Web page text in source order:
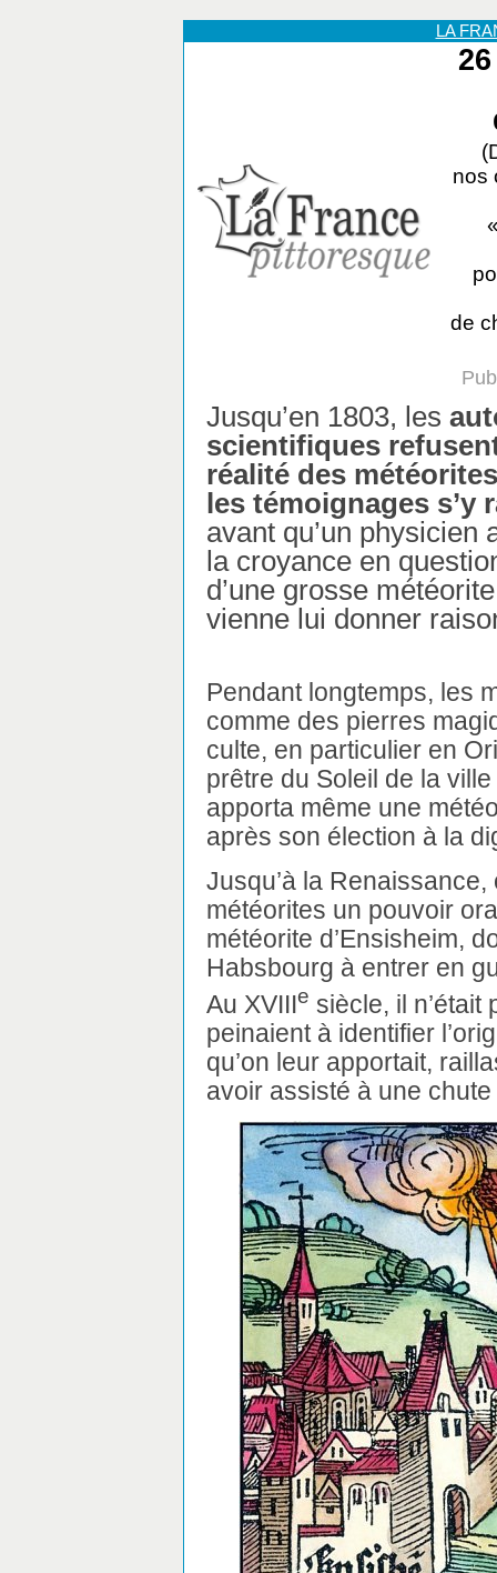
LA
nos
de
Jusqu’en 1803, les
scientifiques
réalité des
les témoignages s’y
avant qu’un
la croyance en
d’une grosse
vienne lui donner
Pendant longtemps, les
comme des pierres
culte, en particulier en
prêtre du Soleil de la
apporta même une
après son élection à la
Jusqu’à la
météorites un pouvoir
météorite d’Ensisheim,
Habsbourg à entrer en
Au XVIIIe siècle, il
peinaient à identifier
qu’on leur apportait,
avoir assisté à une